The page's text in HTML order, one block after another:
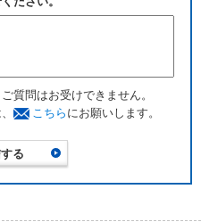
質問はお受けできません。
こちら にお願いします。